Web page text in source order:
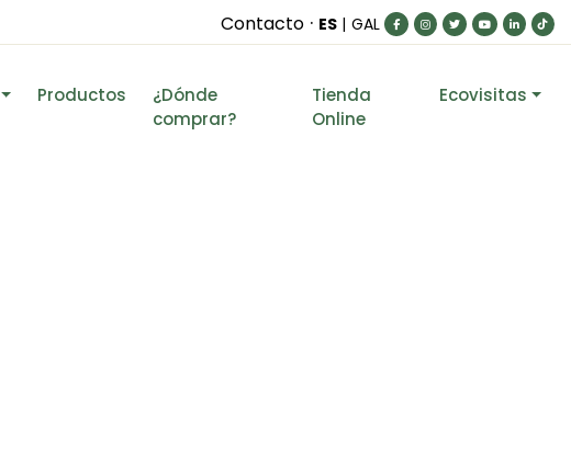
Contacto · ES | GAL
Productos
¿Dónde
comprar?
Tienda
Online
Ecovisitas